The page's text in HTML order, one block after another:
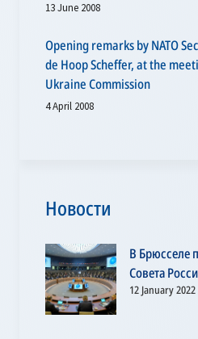
13 June 2008
Opening remarks by NATO
de Hoop Scheffer, at the
Ukraine Commission
4 April 2008
Новости
В Брюсселе
Совета
12 January 2022